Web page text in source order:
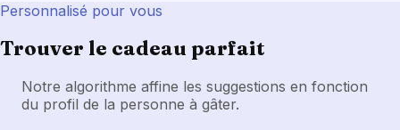
Personnalisé pour vous
Trouver le cadeau parfait
Notre algorithme affine les suggestions en fonction
du profil de la personne à gâter.